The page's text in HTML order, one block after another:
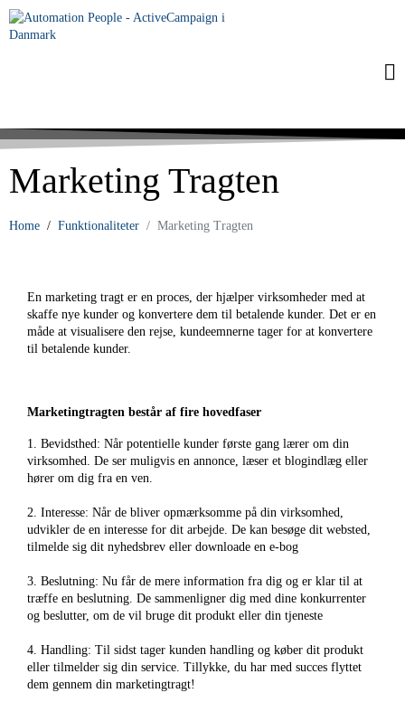
Marketing Tragten
Home Funktionaliteter Marketing Tragten
En marketing tragt er en proces, der hjælper virksomheder med at
skaffe nye kunder og konvertere dem til betalende kunder. Det er en
måde at visualisere den rejse, kundeemnerne tager for at konvertere
til betalende kunder.
Marketingtragten består af fire hovedfaser
1. Bevidsthed: Når potentielle kunder første gang lærer om din
virksomhed. De ser muligvis en annonce, læser et blogindlæg eller
hører om dig fra en ven.
2. Interesse: Når de bliver opmærksomme på din virksomhed,
udvikler de en interesse for dit arbejde. De kan besøge dit websted,
tilmelde sig dit nyhedsbrev eller downloade en e-bog
3. Beslutning: Nu får de mere information fra dig og er klar til at
træffe en beslutning. De sammenligner dig med dine konkurrenter
og beslutter, om de vil bruge dit produkt eller din tjeneste
4. Handling: Til sidst tager kunden handling og køber dit produkt
eller tilmelder sig din service. Tillykke, du har med succes flyttet
dem gennem din marketingtragt!